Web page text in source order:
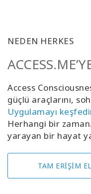
NEDEN HERKES
Access
güçlü araçlarını,
Uygulamayı
Herhangi bir
yarayan bir hayat
TAM ERİŞİM